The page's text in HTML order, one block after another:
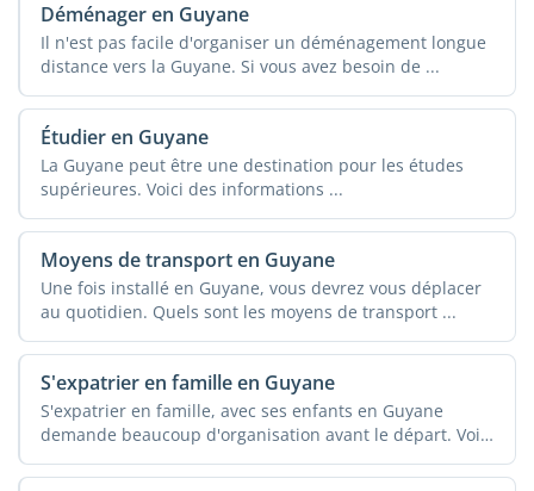
Déménager en Guyane
Il n'est pas facile d'organiser un déménagement longue
distance vers la Guyane. Si vous avez besoin de ...
Étudier en Guyane
La Guyane peut être une destination pour les études
supérieures. Voici des informations ...
Moyens de transport en Guyane
Une fois installé en Guyane, vous devrez vous déplacer
au quotidien. Quels sont les moyens de transport ...
S'expatrier en famille en Guyane
S'expatrier en famille, avec ses enfants en Guyane
demande beaucoup d'organisation avant le départ. Voici
...